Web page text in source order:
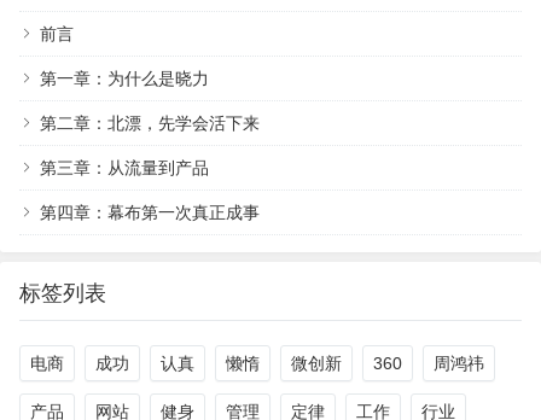
前言
第一章：为什么是晓力
第二章：北漂，先学会活下来
第三章：从流量到产品
第四章：幕布第一次真正成事
标签列表
电商 成功 认真 懒惰 微创新 360 周鸿祎
产品 网站 健身 管理 定律 工作 行业